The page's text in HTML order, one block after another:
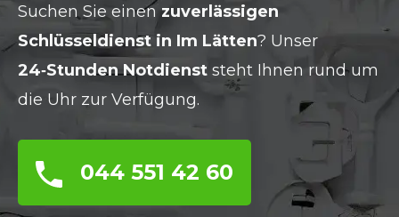
Suchen Sie einenzuverlässigen
Schlüsseldienst in Im Lätten? Unser
24‑Stunden Notdienst steht Ihnen rund um
die Uhr zur Verfügung.
044 551 42 60